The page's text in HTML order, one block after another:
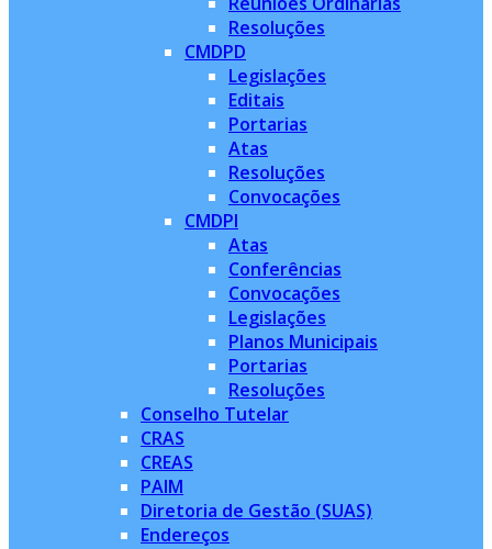
Resoluções
CMDPD
Legislações
Editais
Portarias
Atas
Resoluções
Convocações
CMDPI
Atas
Conferências
Convocações
Legislações
Planos Municipais
Portarias
Resoluções
Conselho Tutelar
CRAS
CREAS
PAIM
Diretoria de Gestão (SUAS)
Endereços